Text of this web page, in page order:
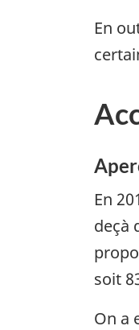
En
En
deçà
soit
On a